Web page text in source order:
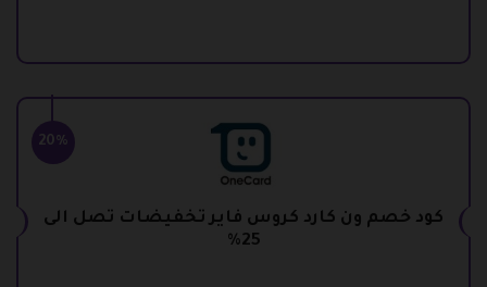
20%
كود خصم ون كارد كروس فاير تخفيضات تصل الى
25%